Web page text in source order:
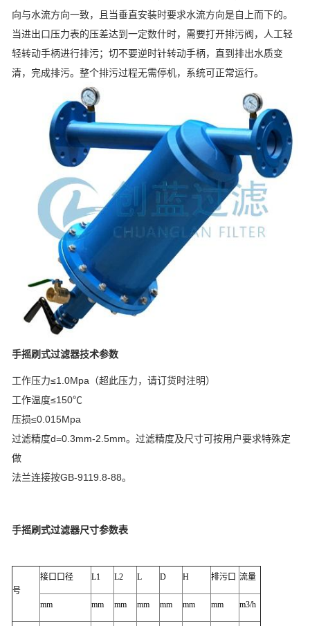
向与水流方向一致，且当垂直安装时要求水流方向是自上而下的。
当进出口压力表的压差达到一定数什时，需要打开排污阀，人工轻
轻转动手柄进行排污；切不要逆时针转动手柄，直到排出水质变
清，完成排污。整个排污过程无需停机，系统可正常运行。
手摇刷式过滤器技术参数
工作压力≤1.0Mpa（超此压力，请订货时注明）
工作温度≤150℃
压损≤0.015Mpa
过滤精度d=0.3mm-2.5mm。过滤精度及尺寸可按用户要求特殊定
做
法兰连接按GB-9119.8-88。
手摇刷式过滤器尺寸参数表
号
接口口径 L1 L2 L D H 排污口 流量
mm mm mm mm mm mm mm m3/h